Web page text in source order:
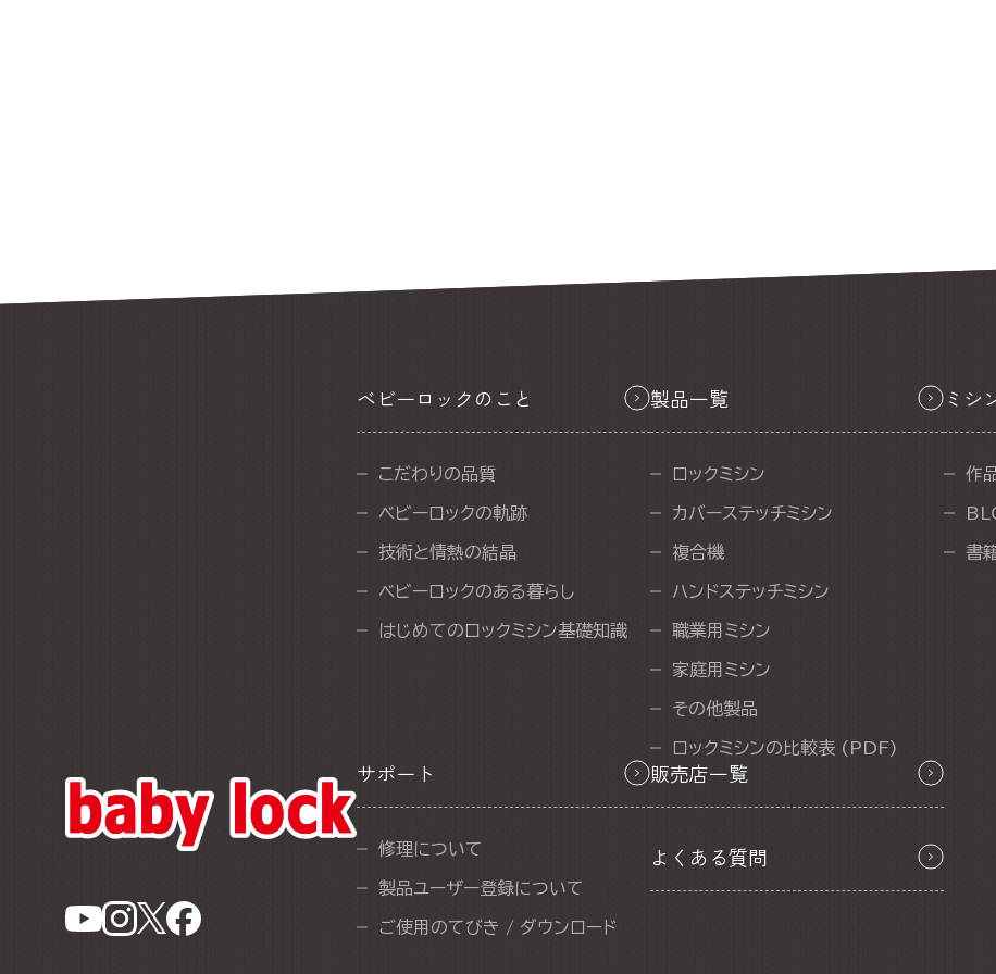
ベビーロックのこと
こだわりの品質
ベビーロックの軌跡
技術と情熱の結晶
ベビーロックのある暮らし
はじめてのロックミシン基礎知識
製品一覧
ロックミシン
カバーステッチミシン
複合機
ハンドステッチミシン
職業用ミシン
家庭用ミシン
その他製品
ロックミシンの比較表 (PDF)
ミシ
作
書
サポート
修理について
製品ユーザー登録について
ご使用のてびき / ダウンロード
販売店一覧
よくある質問